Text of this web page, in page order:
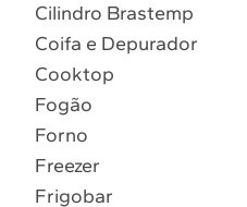
6º Microondas Brastemp
7º Forno
8º Embutir
9º Combos
Cilindro Brastemp
Coifa e Depurador
Cooktop
Fogão
Forno
Freezer
Frigobar